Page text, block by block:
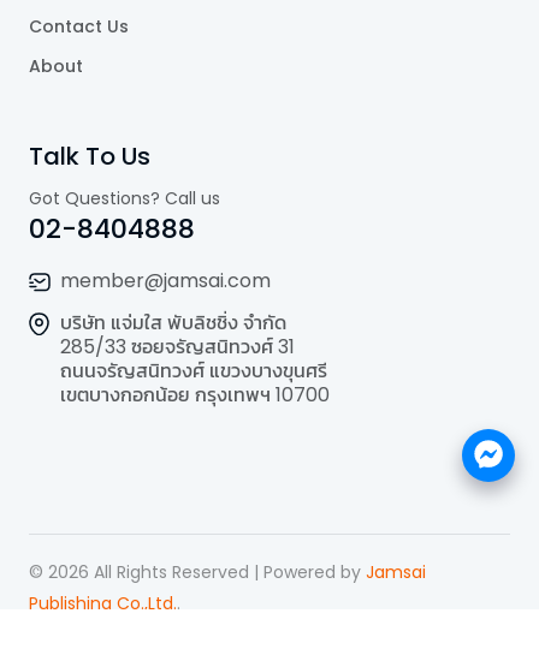
Contact Us
About
Talk To Us
Got Questions? Call us
02-8404888
member@jamsai.com
บริษัท แจ่มใส พับลิชชิ่ง จำกัด
285/33 ซอยจรัญสนิทวงศ์ 31
ถนนจรัญสนิทวงศ์ แขวงบางขุนศรี
เขตบางกอกน้อย กรุงเทพฯ 10700
© 2026 All Rights Reserved | Powered by Jamsai
Publishing Co.,Ltd..